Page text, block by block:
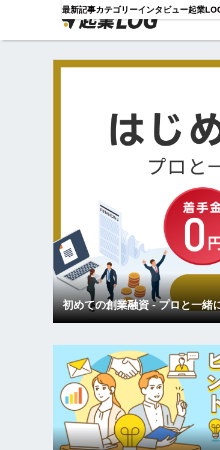
最新記事カテゴリーインタビュー起業
初めての創業融資 - プロと一緒